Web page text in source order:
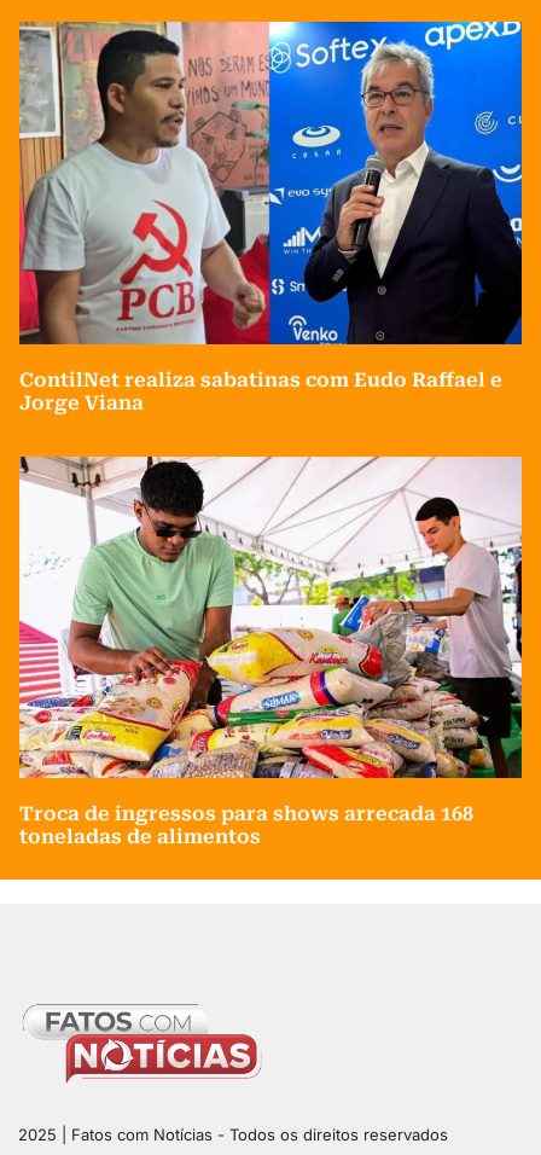
ContilNet realiza sabatinas com Eudo Raffael e
Jorge Viana
Troca de ingressos para shows arrecada 168
toneladas de alimentos
2025 | Fatos com Notícias - Todos os direitos reservados